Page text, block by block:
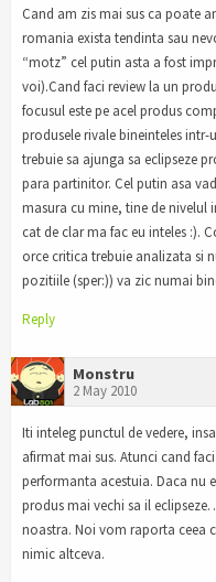
Cand am zis mai sus ca poate
romania exista tendinta sau
“motz” cel putin asta a fost
voi).Cand faci review la un
focusul este pe acel produs
produsele rivale bineinteles
trebuie sa ajunga sa eclipseze
para partinitor. Cel putin asa
masura cu mine, tine de nivelul
cat de clar ma fac eu inteles :).
orce critica trebuie analizata si
pozitiile (sper:)) va zic numai
Reply
Monstru
2 May 2010
Iti inteleg punctul de vedere,
afirmat mai sus. Atunci cand
performanta acestuia. Daca nu
produs mai vechi sa il
noastra. Noi vom raporta ceea
nimic altceva.